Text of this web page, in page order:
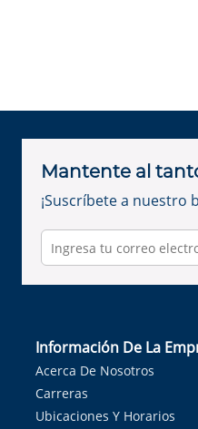
Mantente al
¡Suscríbete a nuestro
Información De La
Acerca De Nosotros
Carreras
Ubicaciones Y Horarios